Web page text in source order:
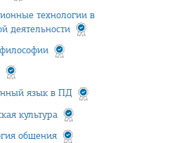
технологии в
деятельности
язык в ПД
культура
общения